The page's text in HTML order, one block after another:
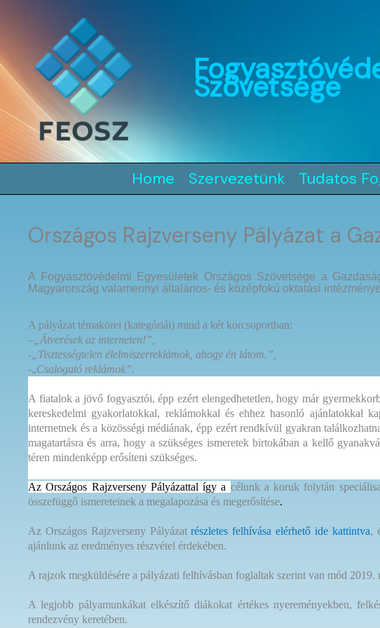
Szövetsége
Home Szervezetünk Tudatos
Országos Rajzverseny Pályázat a
A Fogyasztóvédelmi Egyesületek Országos Szövetsége a
Magyarország valamennyi általános- és középfokú oktatási
A pályázat témakörei (kategóriái) mind a két korcsoportban:
– „Átverések az interneten!”,
-„Tisztességtelen élelmiszerreklámok, ahogy én látom.”,
-„Csalogató reklámok”.
A fiatalok a jövő fogyasztói, épp ezért elengedhetetlen, hogy már
kereskedelmi gyakorlatokkal, reklámokkal és ehhez hasonló ajánlatokkal
internetnek és a közösségi médiának, épp ezért rendkívül gyakran
magatartásra és arra, hogy a szükséges ismeretek birtokában a kellő
téren mindenképp erősíteni szükséges.
Az Országos Rajzverseny Pályázattal így a célunk a koruk folytán
összefüggő ismereteinek a megalapozása és megerősítése.
Az Országos Rajzverseny Pályázatrészletes felhívása elérhető ide kattintva,
ajánlunk az eredményes részvétel érdekében.
A rajzok megküldésére a pályázati felhívásban foglaltak szerint van mód
A legjobb pályamunkákat elkészítő diákokat értékes nyereményekben,
rendezvény keretében.